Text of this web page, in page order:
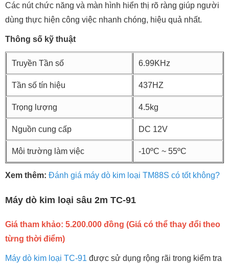
Các nút chức năng và màn hình hiển thị rõ ràng giúp người
dùng thực hiện công việc nhanh chóng, hiệu quả nhất.
Thông số kỹ thuật
Truyền Tần số 6.99KHz
Tần số tín hiệu 437HZ
Trọng lượng 4.5kg
Nguồn cung cấp DC 12V
Môi trường làm việc -10ºC ~ 55ºC
Xem thêm: Đánh giá máy dò kim loại TM88S có tốt không?
Máy dò kim loại sâu 2m TC-91
Giá tham khảo: 5.200.000 đồng (Giá có thể thay đổi theo
từng thời điểm)
Máy dò kim loại TC-91 được sử dụng rộng rãi trong kiểm tra